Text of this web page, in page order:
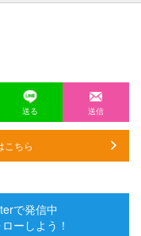
送る 送信
こちら
で発信中
ーしよう！